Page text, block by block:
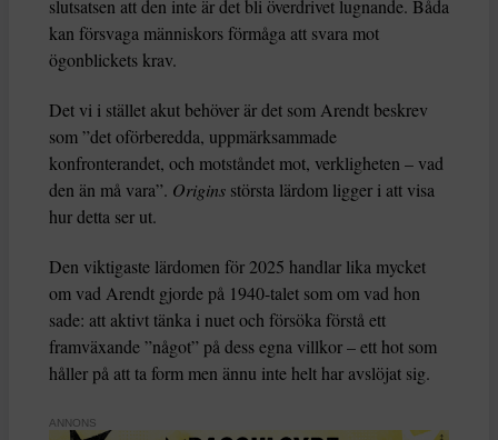
slutsatsen att den inte är det bli överdrivet lugnande. Båda
kan försvaga människors förmåga att svara mot
ögonblickets krav.
Det vi i stället akut behöver är det som Arendt beskrev
som ”det oförberedda, uppmärksammade
konfronterandet, och motståndet mot, verkligheten – vad
den än må vara”. Origins största lärdom ligger i att visa
hur detta ser ut.
Den viktigaste lärdomen för 2025 handlar lika mycket
om vad Arendt gjorde på 1940-talet som om vad hon
sade: att aktivt tänka i nuet och försöka förstå ett
framväxande ”något” på dess egna villkor – ett hot som
håller på att ta form men ännu inte helt har avslöjat sig.
ANNONS